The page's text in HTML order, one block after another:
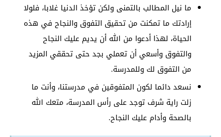
ما نيل المطالب بالتمنى ولكن تؤخذ الدنيا غلابا، فلولا
إرادتك ما تمكنت من تحقيق التفوق والنجاح في هذه
الحياة، لهذا أدعوا من الله أن يديم عليك النجاح
والتفوق وأسعي أن تعملي بجد حتى تحققي المزيد
من التفوق لك وللمدرسة.
نسعد دائما لكون المتفوقين في مدرستنا، وأنت ما
زلت راية شرف توجد على رأس المدرسة، متعك الله
بالصحة وأدام عليك النجاح.